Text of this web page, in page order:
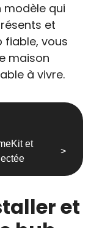
modèle qui
et
fiable, vous
maison
à vivre.
et
et